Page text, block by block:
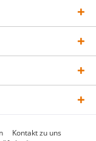
Kontakt zu uns